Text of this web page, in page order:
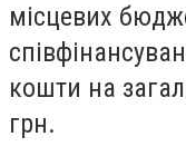
місцевих
кошти на
грн.